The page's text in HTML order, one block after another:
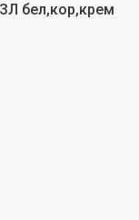
бел,кор,крем